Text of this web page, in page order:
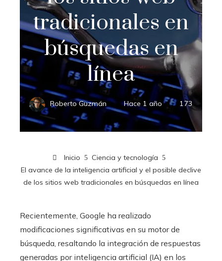
tradicionales en
búsquedas en
línea
Roberto Guzmán Hace 1 año 173
Inicio
Ciencia y tecnología
El avance de la inteligencia artificial y el posible declive
de los sitios web tradicionales en búsquedas en línea
Recientemente, Google ha realizado
modificaciones significativas en su motor de
búsqueda, resaltando la integración de respuestas
generadas por inteligencia artificial (IA) en los